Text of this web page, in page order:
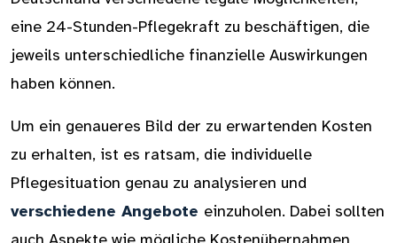
eine 24-Stunden-Pflegekraft zu beschäftigen, die
jeweils unterschiedliche finanzielle Auswirkungen
haben können.
Um ein genaueres Bild der zu erwartenden Kosten
zu erhalten, ist es ratsam, die individuelle
Pflegesituation genau zu analysieren und
verschiedene Angebote einzuholen. Dabei sollten